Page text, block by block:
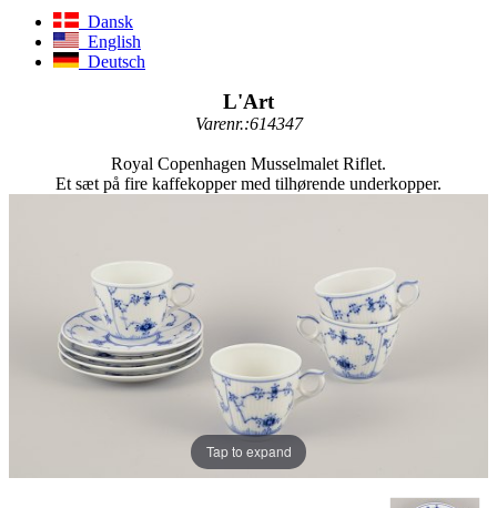
Dansk
English
Deutsch
L'Art
Varenr.:614347
Royal Copenhagen Musselmalet Riflet.
Et sæt på fire kaffekopper med tilhørende underkopper.
Tap to expand